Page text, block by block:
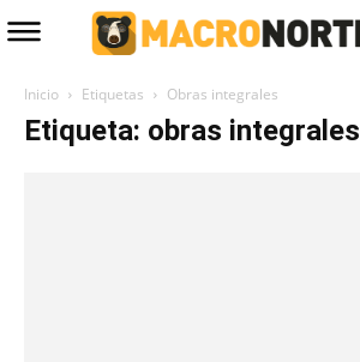
Inicio Etiquetas Obras integrales
Etiqueta: obras integrales